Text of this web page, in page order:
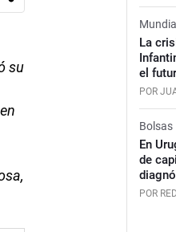
su
La
el
POR
Bolsas
En
de
POR